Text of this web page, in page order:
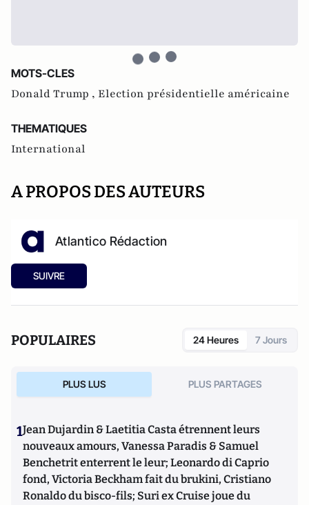
MOTS-CLES
Donald Trump , Election présidentielle américaine
THEMATIQUES
International
A PROPOS DES AUTEURS
Atlantico Rédaction
SUIVRE
POPULAIRES 24 Heures 7 Jours
PLUS LUS PLUS PARTAGES
1Jean Dujardin & Laetitia Casta étrennent leurs
nouveaux amours, Vanessa Paradis & Samuel
Benchetrit enterrent le leur; Leonardo di Caprio
fond, Victoria Beckham fait du brukini, Cristiano
Ronaldo du bisco-fils; Suri ex Cruise joue du